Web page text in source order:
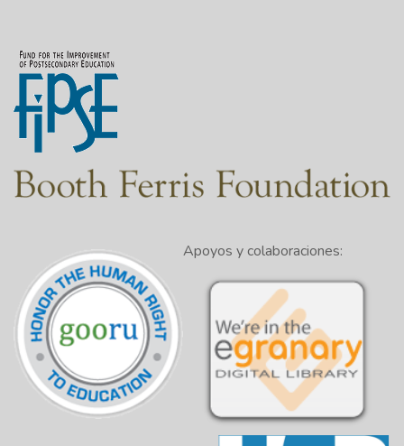
Apoyos y colaboraciones: